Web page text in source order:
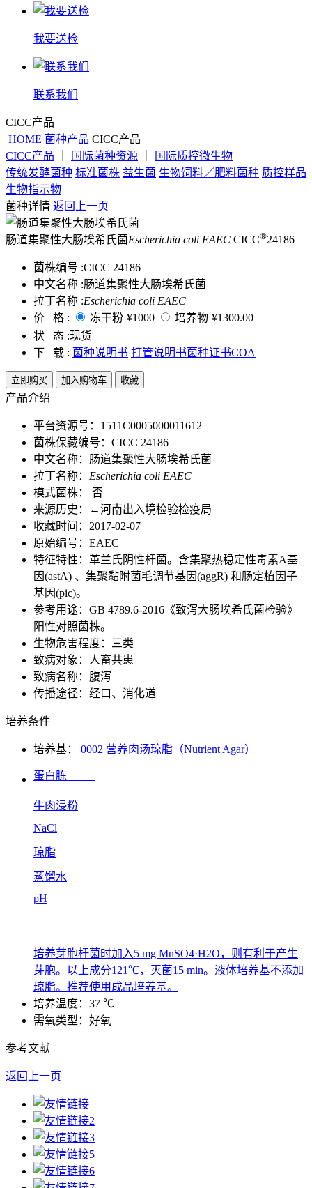
我要送检
联系我们
CICC产品
HOME 菌种产品 CICC产品
CICC产品
国际菌种资源
国际质控微生物
传统发酵菌种 标准菌株 益生菌 生物饲料／肥料菌种 质控样品
生物指示物
菌种详情 返回上一页
肠道集聚性大肠埃希氏菌Escherichia coli EAEC CICC®24186
菌株编号 :CICC 24186
中文名称 :肠道集聚性大肠埃希氏菌
拉丁名称 :Escherichia coli EAEC
价 格 :
冻干粉 ¥1000 培养物 ¥1300.00
状 态 :现货
下 载 : 菌种说明书 打管说明书菌种证书COA
立即购买 加入购物车 收藏
产品介绍
平台资源号：1511C0005000011612
菌株保藏编号：CICC 24186
中文名称：肠道集聚性大肠埃希氏菌
拉丁名称： Escherichia coli EAEC
模式菌株： 否
来源历史：←河南出入境检验检疫局
收藏时间：2017-02-07
原始编号：EAEC
特征特性：革兰氏阴性杆菌。含集聚热稳定性毒素A基
因(astA) 、集聚黏附菌毛调节基因(aggR) 和肠定植因子
基因(pic)。
参考用途：GB 4789.6-2016《致泻大肠埃希氏菌检验》
阳性对照菌株。
生物危害程度：三类
致病对象：人畜共患
致病名称：腹泻
传播途径：经口、消化道
培养条件
培养基： 0002 营养肉汤琼脂（Nutrient Agar）
蛋白胨
牛肉浸粉
NaCl
琼脂
蒸馏水
pH
培养芽胞杆菌时加入5 mg MnSO4·H2O，则有利于产生
芽胞。以上成分121℃，灭菌15 min。液体培养基不添加
琼脂。推荐使用成品培养基。
培养温度：37 ℃
需氧类型：好氧
参考文献
返回上一页